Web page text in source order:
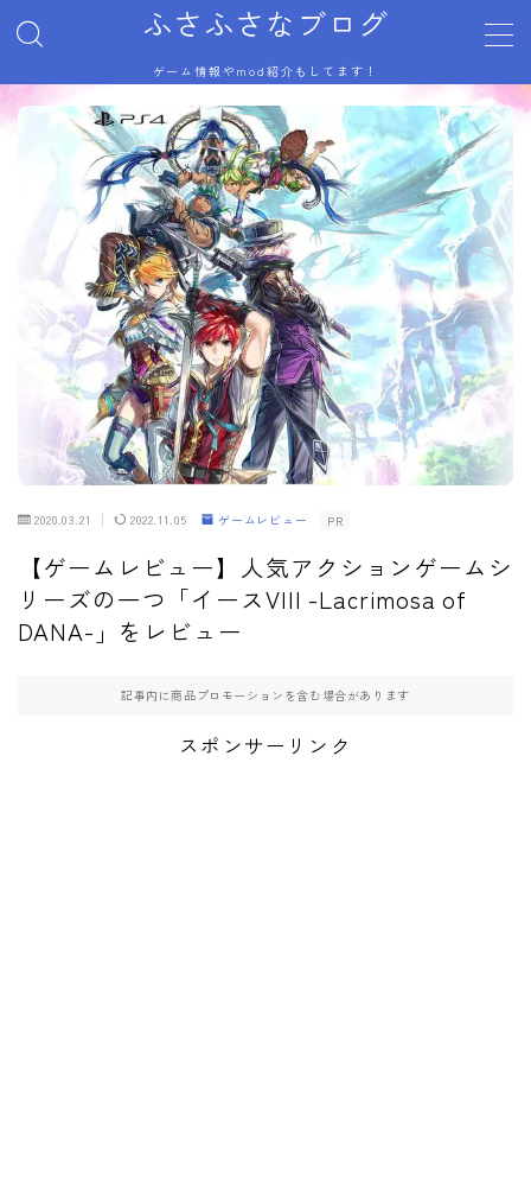
ふさふさなブログ
ゲーム情報やmod紹介もしてます！
MENU
サイトマップ
トップページ
プライバシーポリシー
利用規約／特定商取引法に基づく表記
有料記事の決済完了ページ
自己紹介
記事一覧
運営者情報
2020.03.21 2022.11.05 ゲームレビュー PR
【ゲームレビュー】人気アクションゲームシ
リーズの一つ「イースVIII -Lacrimosa of
DANA-」をレビュー
記事内に商品プロモーションを含む場合があります
スポンサーリンク